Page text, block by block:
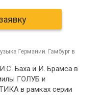
Баха и И. Брамса в
ГОЛУБ и
в рамках серии